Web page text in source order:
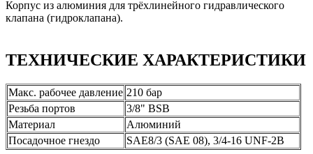
Корпус из алюминия для трёхлинейного гидравлического
клапана (гидроклапана).
ТЕХНИЧЕСКИЕ ХАРАКТЕРИСТИКИ
Макс. рабочее давление 210 бар
Резьба портов
3/8" BSB
Материал
Алюминий
Посадочное гнездо
SAE8/3 (SAE 08), 3/4-16 UNF-2B